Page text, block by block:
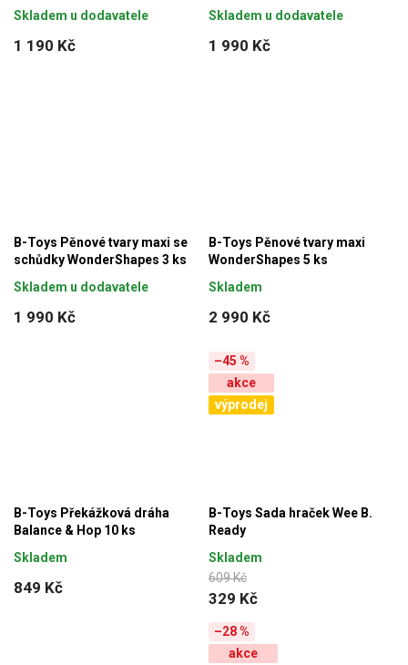
1 190 Kč
Skladem u dodavatele
1 990 Kč
Skladem u dodavatele
B-Toys Pěnové tvary maxi se
schůdky WonderShapes 3 ks
1 990 Kč
Skladem u dodavatele
B-Toys Pěnové tvary maxi
WonderShapes 5 ks
2 990 Kč
Skladem
B-Toys Překážková dráha
Balance & Hop 10 ks
849 Kč
Skladem
–45 %
akce
výprodej
B-Toys Sada hraček Wee B.
Ready
609 Kč
329 Kč
Skladem
–28 %
akce